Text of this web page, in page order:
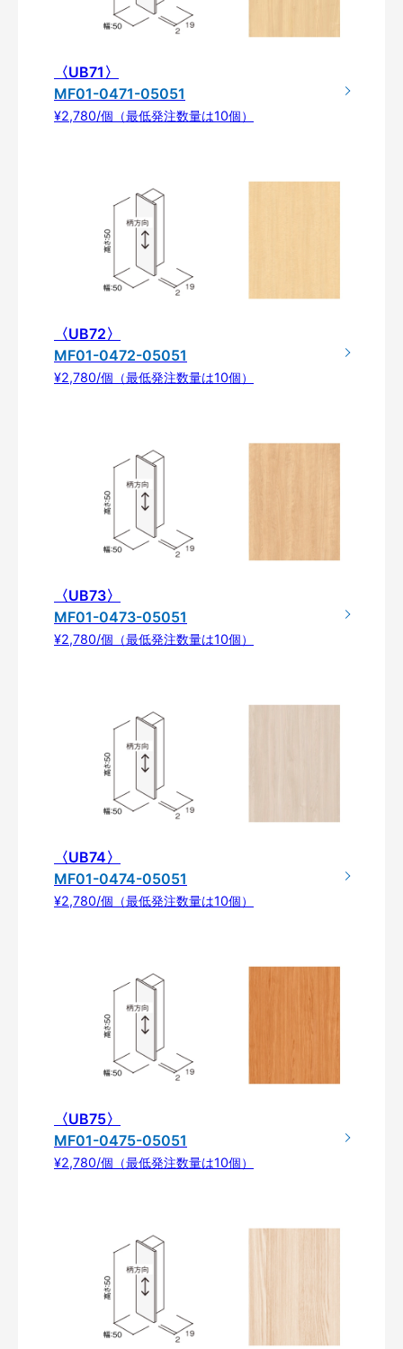
〈UB71〉
MF01-0471-05051
¥2,780/個（最低発注数量は10個）
〈UB72〉
MF01-0472-05051
¥2,780/個（最低発注数量は10個）
〈UB73〉
MF01-0473-05051
¥2,780/個（最低発注数量は10個）
〈UB74〉
MF01-0474-05051
¥2,780/個（最低発注数量は10個）
〈UB75〉
MF01-0475-05051
¥2,780/個（最低発注数量は10個）